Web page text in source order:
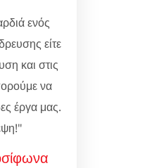
ενός
είτε
και στις
να
έργα μας.